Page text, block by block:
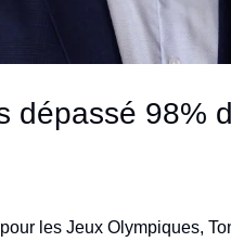
dépassé 98%
les Jeux Olympiques,